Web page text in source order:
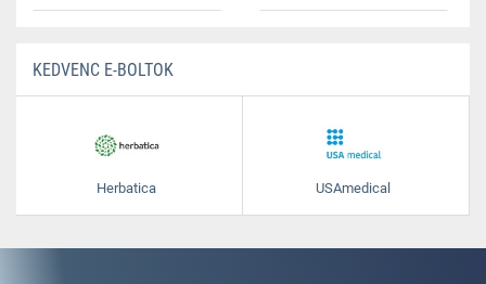
KEDVENC E-BOLTOK
Herbatica USAmedical